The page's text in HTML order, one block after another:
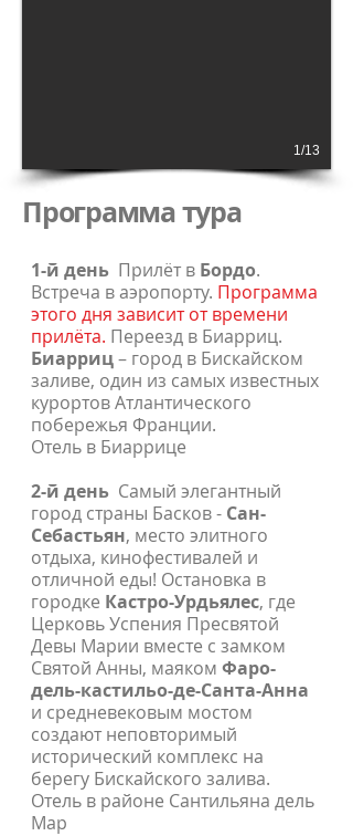
1/13
Программа тура
1-й день Прилёт в Бордо.
Встреча в аэропорту. Программа
этого дня зависит от времени
прилёта. Переезд в Биарриц.
Биарриц– город в Бискайском
заливе, один из самых известных
курортов Атлантического
побережья Франции.
Отель в Биаррице
2-й день Самый элегантный
город страны Басков - Сан-
Себастьян, место элитного
отдыха, кинофестивалей и
отличной еды! Остановка в
городке Кастро-Урдьялес, где
Церковь Успения Пресвятой
Девы Марии вместе с замком
Святой Анны, маяком Фаро-
дель-кастильо-де-Санта-Анна
и средневековым мостом
создают неповторимый
исторический комплекс на
берегу Бискайского залива.
Отель в районе Сантильяна дель
Мар